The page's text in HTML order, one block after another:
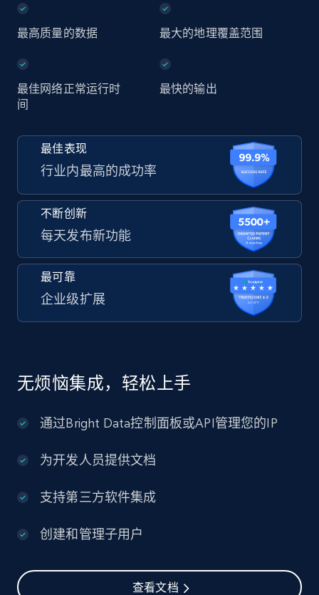
最高质量的数据 最大的地理覆盖范围
最佳网络正常运行时
间
最快的输出
最佳表现
行业内最高的成功率
不断创新
每天发布新功能
最可靠
企业级扩展
无烦恼集成，轻松上手
通过Bright Data控制面板或API管理您的IP
为开发人员提供文档
支持第三方软件集成
创建和管理子用户
查看文档